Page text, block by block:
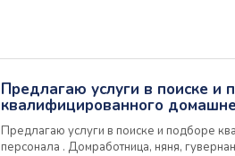
Предлагаю услуги в поиске и
квалифицированного
Предлагаю услуги в поиске и подборе
персонала . Домработница, няня,